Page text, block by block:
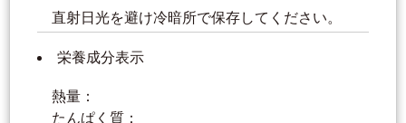
直射日光を避け冷暗所で保存してください。
栄養成分表示
熱量：
たんぱく質：